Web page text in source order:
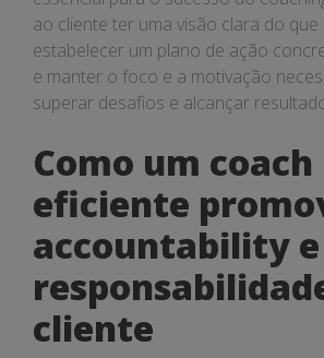
ao cliente ter uma visão clara do que
estabelecer um plano de ação
e manter o foco e a motivação
superar desafios e alcançar
Como um coach
eficiente
accountability e
cliente